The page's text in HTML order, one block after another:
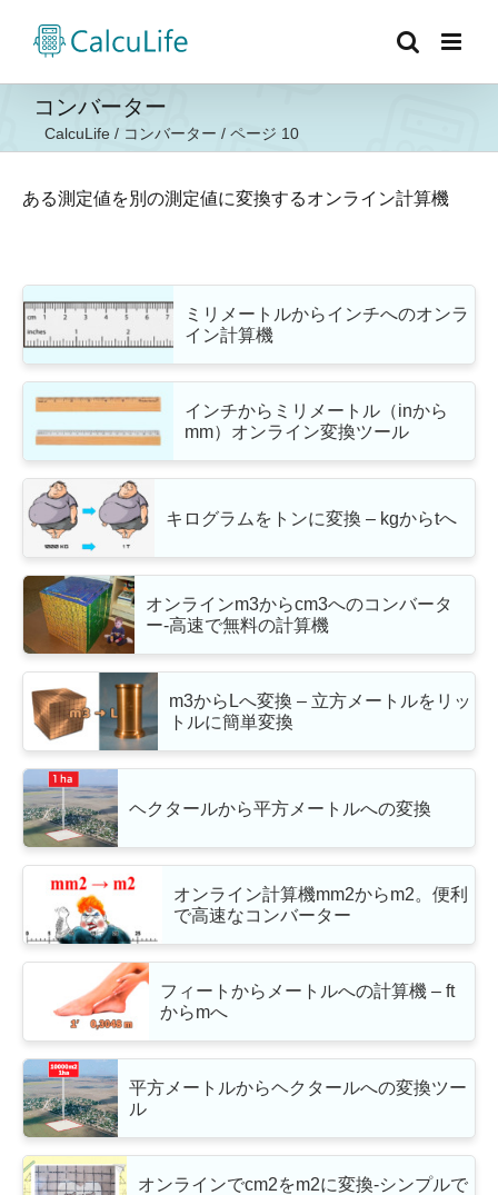
コンバーター
CalcuLife / コンバーター / ページ 10
ある測定値を別の測定値に変換するオンライン計算機
ミリメートルからインチへのオンラ
イン計算機
インチからミリメートル（inから
mm）オンライン変換ツール
キログラムをトンに変換 – kgからtへ
オンラインm3からcm3へのコンバータ
ー-高速で無料の計算機
m3からLへ変換 – 立方メートルをリッ
トルに簡単変換
ヘクタールから平方メートルへの変換
オンライン計算機mm2からm2。便利
で高速なコンバーター
フィートからメートルへの計算機 – ft
からmへ
平方メートルからヘクタールへの変換ツー
ル
オンラインでcm2をm2に変換-シンプルで